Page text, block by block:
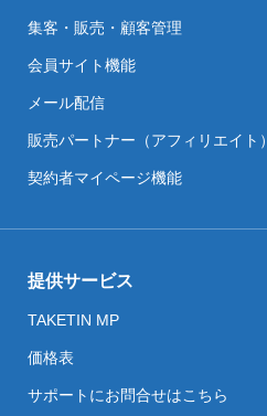
集客・販売・顧客管理
会員サイト機能
メール配信
販売パートナー（アフィリエイト）
契約者マイページ機能
提供サービス
TAKETIN MP
価格表
サポートにお問合せはこちら